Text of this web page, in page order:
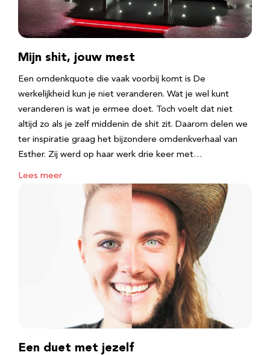
Mijn shit, jouw mest
Een omdenkquote die vaak voorbij komt is De
werkelijkheid kun je niet veranderen. Wat je wel kunt
veranderen is wat je ermee doet. Toch voelt dat niet
altijd zo als je zelf middenin de shit zit. Daarom delen we
ter inspiratie graag het bijzondere omdenkverhaal van
Esther. Zij werd op haar werk drie keer met…
Lees meer
Een duet met jezelf